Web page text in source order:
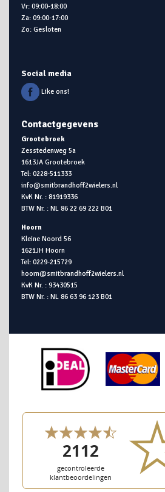
Vr: 09:00-18:00
Za: 09:00-17:00
Zo: Gesloten
Social media
Like ons!
Contactgegevens
Grootebroek
Zesstedenweg 5a
1613JA Grootebroek
Tel: 0228-511333
info@smitbrandhoff2wielers.nl
KvK Nr. : 81919336
BTW Nr. : NL 86 22 69 222 B01
Hoorn
Kleine Noord 56
1621JH Hoorn
Tel: 0229-215729
hoorn@smitbrandhoff2wielers.nl
KvK Nr. : 93430515
BTW Nr. : NL 86 63 96 123 B01